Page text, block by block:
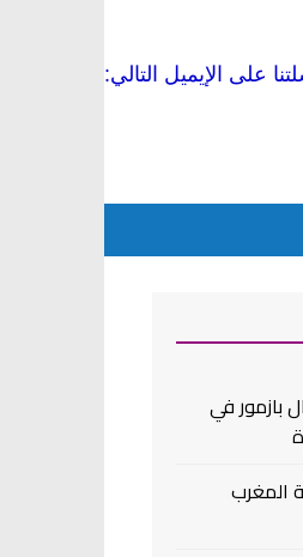
على الإيميل التالي:
بازمور في
المغرب